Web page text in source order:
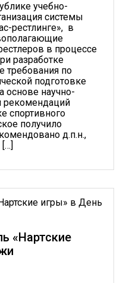
учебно-
системы
рестлинге», в
в процессе
разработке
требования по
подготовке
основе научно-
рекомендаций
спортивного
получило
д.п.н.,
«Нартские